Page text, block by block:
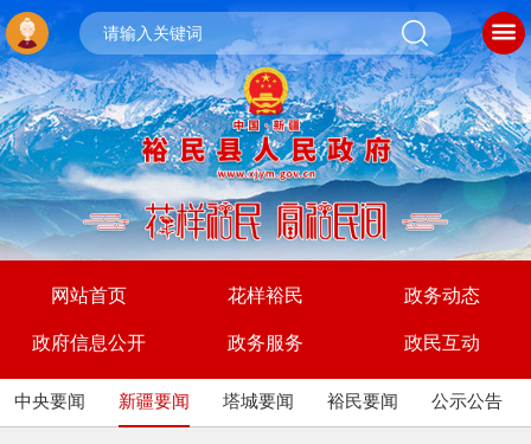
网站首页 花样裕民 政务动态
政府信息公开 政务服务 政民互动
中央要闻 新疆要闻 塔城要闻 裕民要闻 公示公告